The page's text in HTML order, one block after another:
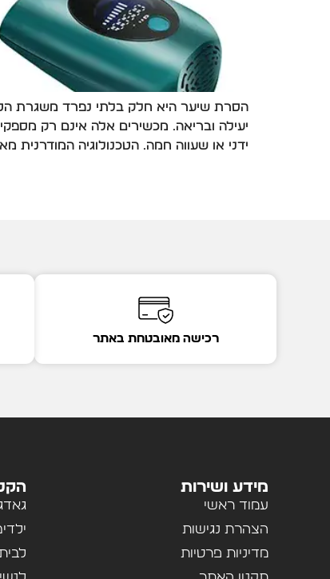
הסרת שיער היא חלק בלתי נפרד משגרת
יעילה ובריאה. מכשירים אלה אינם רק
ידני או שעווה חמה. הטכנולוגיה המודרנית
רכישה מאובטחת באתר
מידע ושירות
עמוד ראשי
הצהרת נגישות
מדיניות פרטיות